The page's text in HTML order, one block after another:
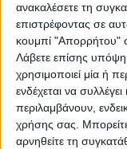
ανακαλέσετε τη
επιστρέφοντας σε
κουμπί "Απορρήτου"
Λάβετε επίσης
χρησιμοποιεί μία ή
ενδέχεται να
περιλαμβάνουν,
χρήσης σας.
αρνηθείτε τη
Η μόνη παγκρήτια
Κυκλοφορεί κάθε
ΤΗΛΕΦΩΝΙΚΟ